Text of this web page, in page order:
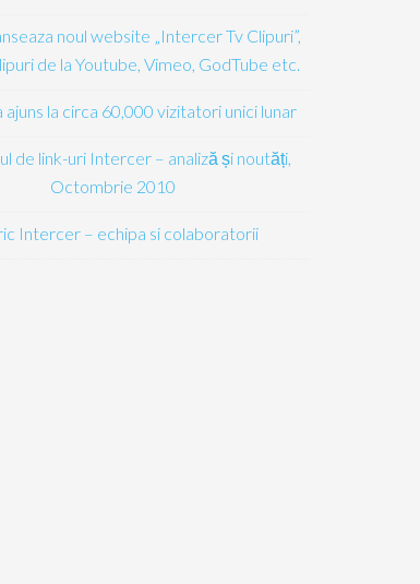
noul website „Intercer Tv Clipuri”,
de la Youtube, Vimeo, GodTube etc.
la circa 60,000 vizitatori unici lunar
de link-uri Intercer – analiză și noutăți,
Octombrie 2010
Intercer – echipa si colaboratorii